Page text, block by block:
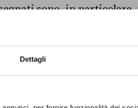
Dettagli
sono, in
di AstraZeneca e
europea a nome di
è invece stata